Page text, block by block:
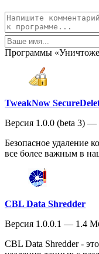
Программы
TweakNow
Версия 1.0.0 (beta 3)
Безопасное удаление
все более важным в
CBL Data Shredder
Версия 1.0.0.1 — 1.4
CBL Data Shredder -